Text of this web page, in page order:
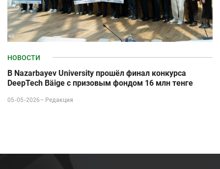
НОВОСТИ
В Nazarbayev University прошёл финал конкурса
DeepTech Bäige с призовым фондом 16 млн тенге
05-05-2026– Редакция